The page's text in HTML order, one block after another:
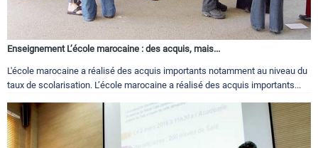
Enseignement L’école marocaine : des acquis, mais...
L'école marocaine a réalisé des acquis importants notamment au niveau du
taux de scolarisation. L’école marocaine a réalisé des acquis importants...